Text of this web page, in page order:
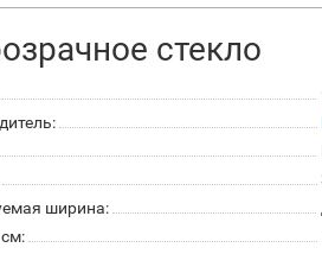
стекло
ширина: